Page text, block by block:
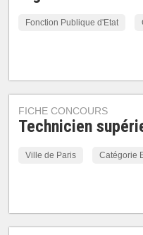
Fonction Publique d'Etat
FICHE CONCOURS
Technicien
Ville de Paris Catégorie